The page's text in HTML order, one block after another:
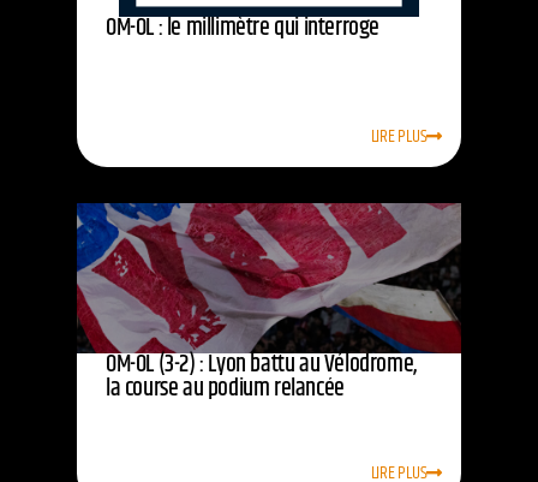
OM-OL : le millimètre qui interroge
LIRE PLUS
OM-OL (3-2) : Lyon battu au Vélodrome,
la course au podium relancée
LIRE PLUS